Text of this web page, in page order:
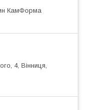
КамФорма
4, Вінниця,